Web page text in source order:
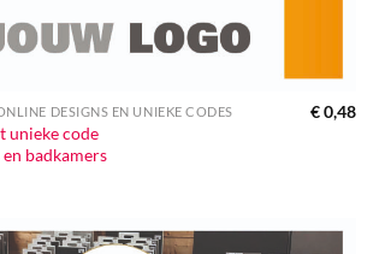
DESIGNS EN UNIEKE CODES
unieke code
badkamers
€0,48